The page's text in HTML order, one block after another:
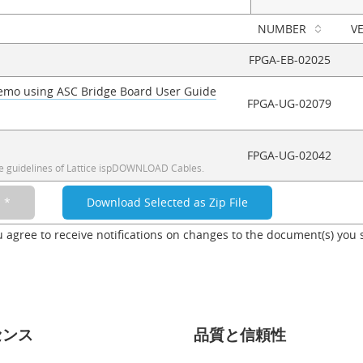
NUMBER
FPGA-EB-02025
using ASC Bridge Board User Guide
FPGA-UG-02079
of Lattice ispDOWNLOAD Cables.
FPGA-UG-02042
to receive notifications on changes to the document(s) you
ス 品質と信頼性